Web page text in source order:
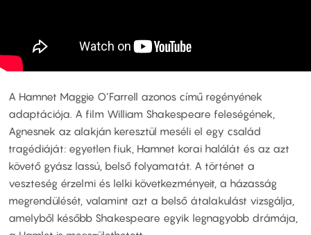
A Hamnet Maggie O’Farrell azonos című regényének
adaptációja. A film William Shakespeare feleségének,
Agnesnek az alakján keresztül meséli el egy család
tragédiáját: egyetlen fiuk, Hamnet korai halálát és az azt
követő gyász lassú, belső folyamatát. A történet a
veszteség érzelmi és lelki következményeit, a házasság
megrendülését, valamint azt a belső átalakulást vizsgálja,
amelyből később Shakespeare egyik legnagyobb drámája,